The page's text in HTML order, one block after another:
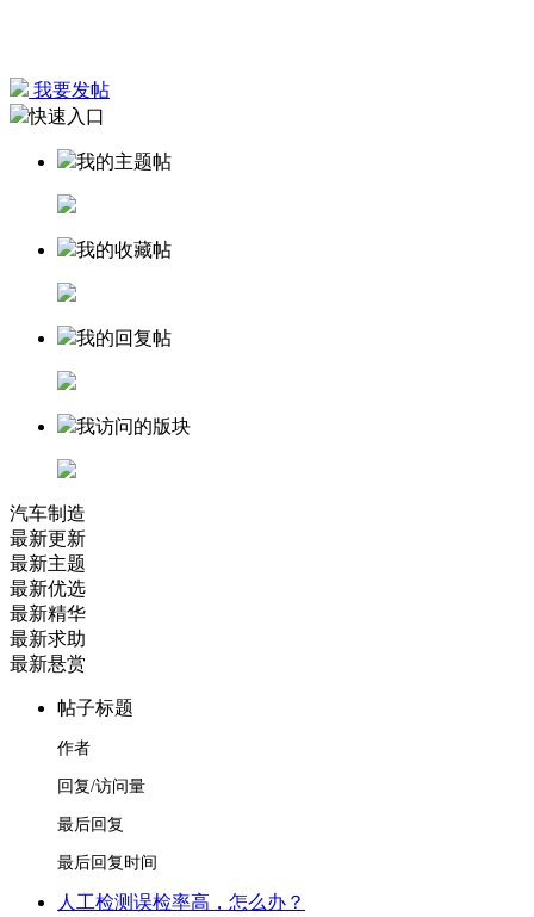
我要发帖
快速入口
我的主题帖
我的收藏帖
我的回复帖
我访问的版块
汽车制造
最新更新
最新主题
最新优选
最新精华
最新求助
最新悬赏
帖子标题
作者
回复/访问量
最后回复
最后回复时间
人工检测误检率高，怎么办？